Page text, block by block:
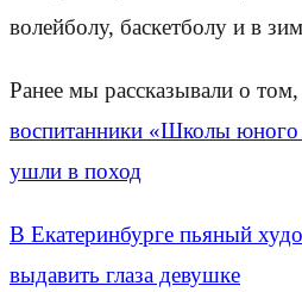
волейболу, баскетболу и в
Ранее мы рассказывали о том,
воспитанники «Школы юного
ушли в поход
В Екатеринбурге пьяный
выдавить глаза девушке